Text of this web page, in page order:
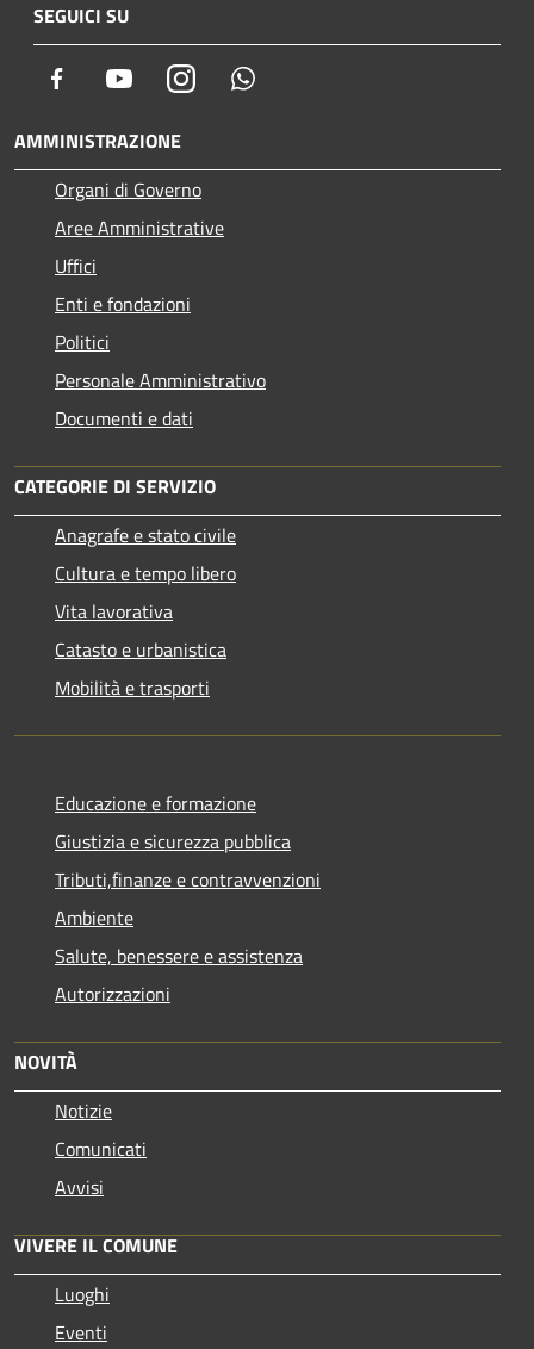
SEGUICI SU
Facebook YoutubeInstagram
AMMINISTRAZIONE
Organi di Governo
Aree Amministrative
Uffici
Enti e fondazioni
Politici
Personale Amministrativo
Documenti e dati
CATEGORIE DI SERVIZIO
Anagrafe e stato civile
Cultura e tempo libero
Vita lavorativa
Catasto e urbanistica
Mobilità e trasporti
Educazione e formazione
Giustizia e sicurezza pubblica
Tributi,finanze e contravvenzioni
Ambiente
Salute, benessere e assistenza
Autorizzazioni
NOVITÀ
Notizie
Comunicati
Avvisi
VIVERE IL COMUNE
Luoghi
Eventi